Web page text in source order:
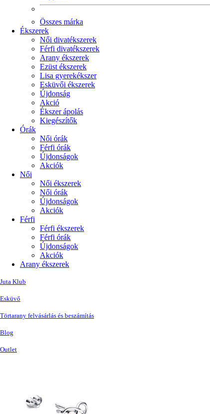
Összes márka
Ékszerek
Női divatékszerek
Férfi divatékszerek
Arany ékszerek
Ezüst ékszerek
Lisa gyerekékszer
Esküvői ékszerek
Újdonság
Akció
Ékszer ápolás
Kiegészítők
Órák
Női órák
Férfi órák
Újdonságok
Akciók
Női
Női ékszerek
Női órák
Újdonságok
Akciók
Férfi
Férfi ékszerek
Férfi órák
Újdonságok
Akciók
Arany ékszerek
Juta Klub
Esküvő
Törtarany felvásárlás és beszámítás
Blog
Outlet